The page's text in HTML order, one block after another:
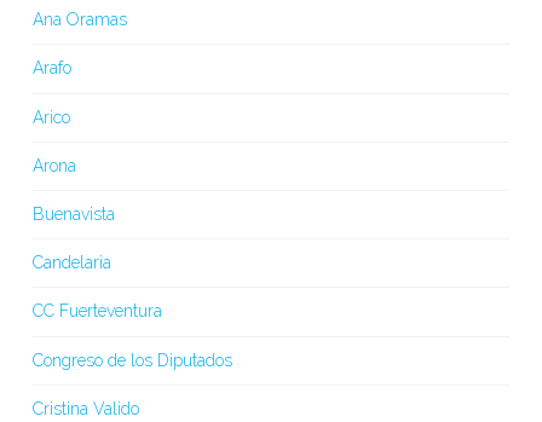
Ana Oramas
Arafo
Arico
Arona
Buenavista
Candelaria
CC Fuerteventura
Congreso de los Diputados
Cristina Valido